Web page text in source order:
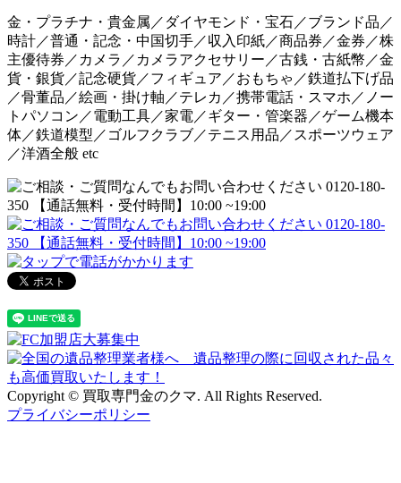
金・プラチナ・貴金属／ダイヤモンド・宝石／ブランド品／
時計／普通・記念・中国切手／収入印紙／商品券／金券／株
主優待券／カメラ／カメラアクセサリー／古銭・古紙幣／金
貨・銀貨／記念硬貨／フィギュア／おもちゃ／鉄道払下げ品
／骨董品／絵画・掛け軸／テレカ／携帯電話・スマホ／ノー
トパソコン／電動工具／家電／ギター・管楽器／ゲーム機本
体／鉄道模型／ゴルフクラブ／テニス用品／スポーツウェア
／洋酒全般 etc
Copyright © 買取専門金のクマ. All Rights Reserved.
プライバシーポリシー